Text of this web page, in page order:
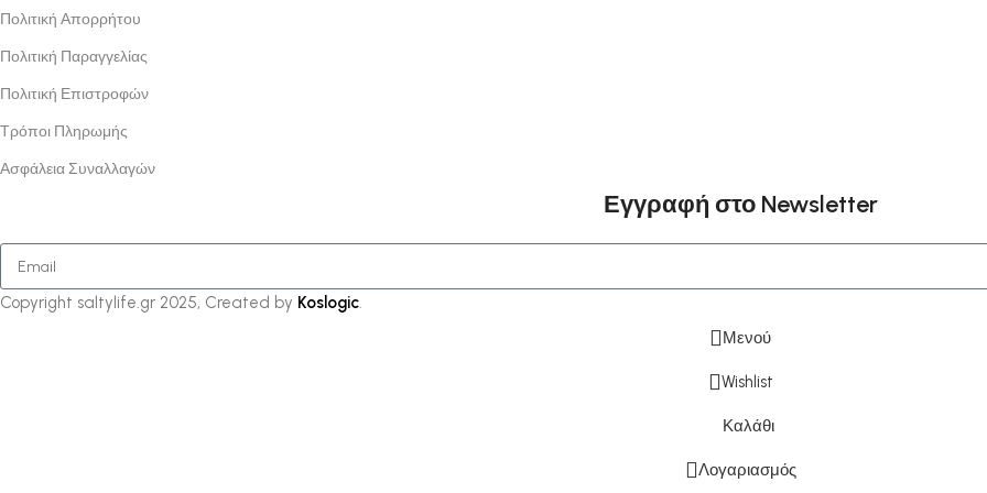
Πολιτική Απορρήτου
Πολιτική Παραγγελίας
Πολιτική Επιστροφών
Τρόποι Πληρωμής
Ασφάλεια Συναλλαγών
Εγγραφή στο Newsletter
Copyright saltylife.gr 2025, Created by Koslogic.
Μενού
Wishlist
Καλάθι
Λογαριασμός